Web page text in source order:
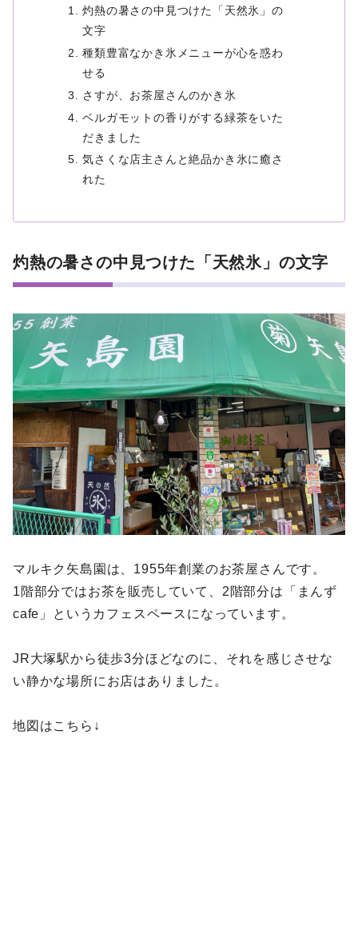
灼熱の暑さの中見つけた「天然氷」の
文字
種類豊富なかき氷メニューが心を惑わ
せる
さすが、お茶屋さんのかき氷
ベルガモットの香りがする緑茶をいた
だきました
気さくな店主さんと絶品かき氷に癒さ
れた
灼熱の暑さの中見つけた「天然氷」の文字
マルキク矢島園は、1955年創業のお茶屋さんです。
1階部分ではお茶を販売していて、2階部分は「まんず
cafe」というカフェスペースになっています。
JR大塚駅から徒歩3分ほどなのに、それを感じさせな
い静かな場所にお店はありました。
地図はこちら↓